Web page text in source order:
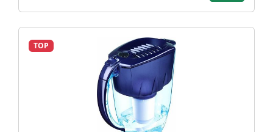
TOP